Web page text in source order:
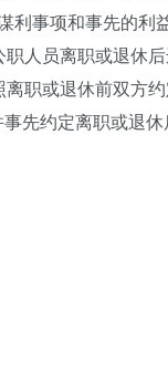
利事项和事先的利
人员离职或退休
职或退休前双方
先约定离职或退